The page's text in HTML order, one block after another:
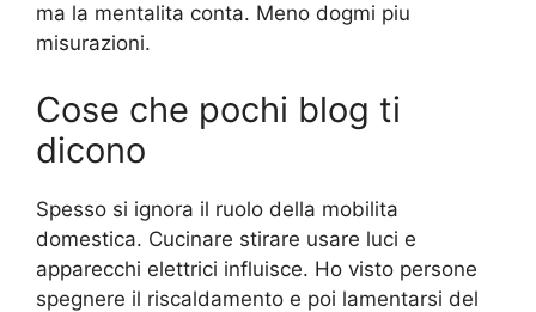
ma la mentalita conta. Meno dogmi piu
misurazioni.
Cose che pochi blog ti
dicono
Spesso si ignora il ruolo della mobilita
domestica. Cucinare stirare usare luci e
apparecchi elettrici influisce. Ho visto persone
spegnere il riscaldamento e poi lamentarsi del